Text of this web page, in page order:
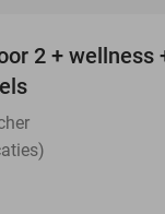
2 + wellness